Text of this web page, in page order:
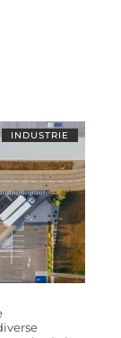
INDUSTRIE